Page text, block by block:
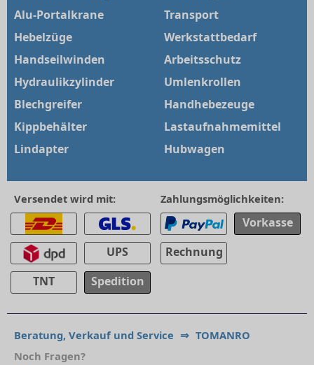
Alu-Portalkrane
Hebelzüge
Handseilwinden
Hydraulikzylinder
Blechgreifer
Kippbehälter
Lindapter
Transport
Werkstattbedarf
Arbeitsschutz
Umlenkrollen
Handhebezeuge
Lastaufnahmemittel
Hubwagen
Versendet wird mit:
UPS
TNT
Spedition
Zahlungsmöglichkeiten:
Vorkasse
Rechnung
Beratung, Verkauf und Service ⇒ TOMANRO
Noch Fragen?